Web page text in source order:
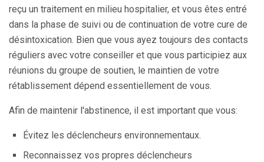
reçu un traitement en milieu hospitalier, et vous êtes entré
dans la phase de suivi ou de continuation de votre cure de
désintoxication. Bien que vous ayez toujours des contacts
réguliers avec votre conseiller et que vous participiez aux
réunions du groupe de soutien, le maintien de votre
rétablissement dépend essentiellement de vous.
Afin de maintenir l'abstinence, il est important que vous:
Évitez les déclencheurs environnementaux.
Reconnaissez vos propres déclencheurs